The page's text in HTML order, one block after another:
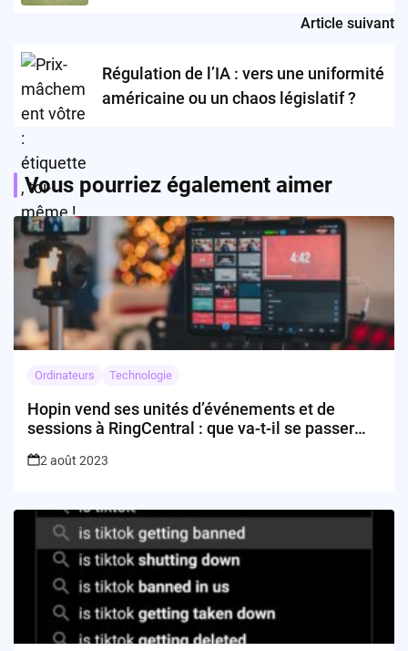
Article suivant
Régulation de l’IA : vers une uniformité
américaine ou un chaos législatif ?
Vous pourriez également aimer
Ordinateurs Technologie
Hopin vend ses unités d’événements et de
sessions à RingCentral : que va-t-il se passer
2 août 2023